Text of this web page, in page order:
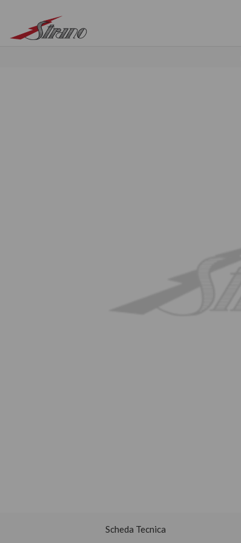
Scheda Tecnica